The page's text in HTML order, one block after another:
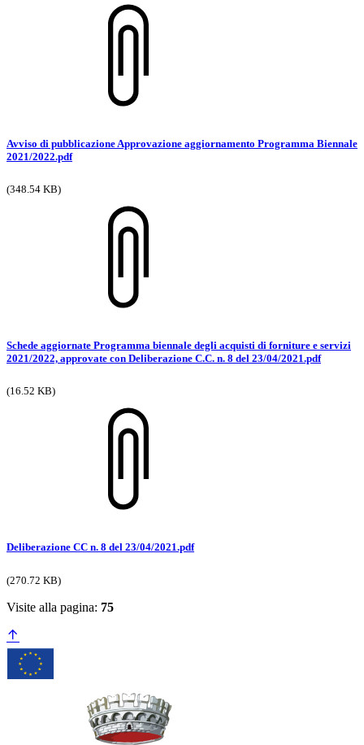
Avviso di pubblicazione Approvazione aggiornamento Programma Biennale
2021/2022.pdf
(348.54 KB)
Schede aggiornate Programma biennale degli acquisti di forniture e servizi
2021/2022, approvate con Deliberazione C.C. n. 8 del 23/04/2021.pdf
(16.52 KB)
Deliberazione CC n. 8 del 23/04/2021.pdf
(270.72 KB)
Visite alla pagina: 75